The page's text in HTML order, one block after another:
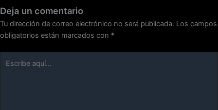
Deja un comentario
Tu dirección de correo electrónico no será publicada. Los campos
obligatorios están marcados con *
aquí...